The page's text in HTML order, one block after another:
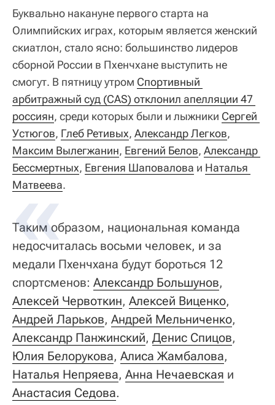
Буквально накануне первого старта на
Олимпийских играх, которым является женский
скиатлон, стало ясно: большинство лидеров
сборной России в Пхенчхане выступить не
смогут. В пятницу утром Спортивный
арбитражный суд (CAS) отклонил апелляции 47
россиян, среди которых были и лыжники Сергей
Устюгов, Глеб Ретивых, Александр Легков,
Максим Вылегжанин, Евгений Белов, Александр
Бессмертных, Евгения Шаповалова и Наталья
Матвеева.
Таким образом, национальная команда
недосчиталась восьми человек, и за
медали Пхенчхана будут бороться 12
спортсменов: Александр Большунов,
Алексей Червоткин, Алексей Виценко,
Андрей Ларьков, Андрей Мельниченко,
Александр Панжинский, Денис Спицов,
Юлия Белорукова, Алиса Жамбалова,
Наталья Непряева, Анна Нечаевская и
Анастасия Седова.